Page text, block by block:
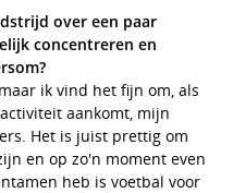
over een paar
concentreren en
ik vind het fijn om, als
aankomt, mijn
Het is juist prettig om
en op zo'n moment even
heb is voetbal voor